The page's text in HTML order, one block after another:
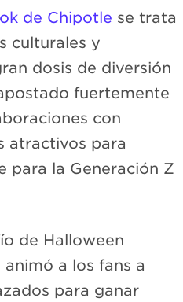
de Chipotle se trata
culturales y
dosis de diversión
fuertemente
con
atractivos para
para la Generación Z
de Halloween
a los fans a
para ganar